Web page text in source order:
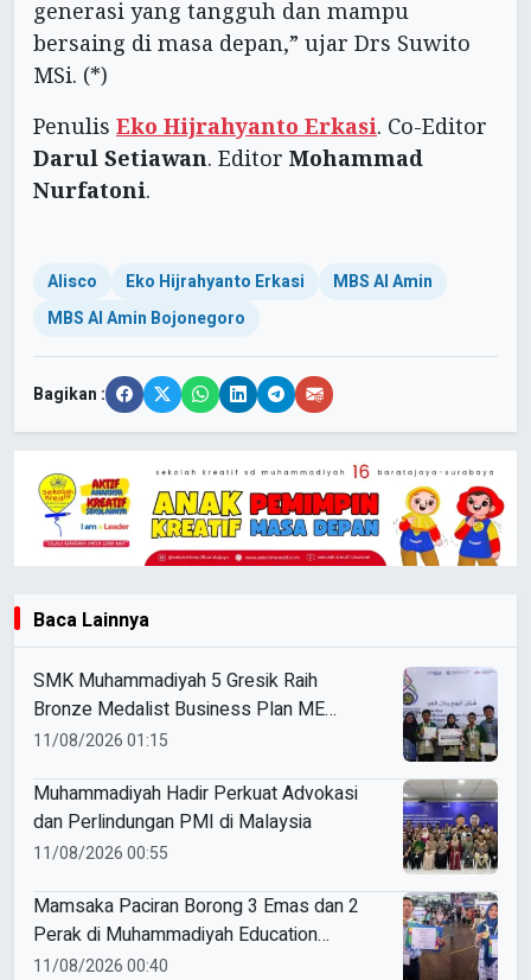
generasi yang tangguh dan mampu
bersaing di masa depan,” ujar Drs Suwito
MSi. (*)
Penulis Eko Hijrahyanto Erkasi. Co-Editor
Darul Setiawan. Editor Mohammad
Nurfatoni.
Alisco Eko Hijrahyanto Erkasi
MBS Al Amin
MBS Al Amin Bojonegoro
Bagikan :
Baca Lainnya
SMK Muhammadiyah 5 Gresik Raih
Bronze Medalist Business Plan ME
Awards 2026
11/08/2026 01:15
Muhammadiyah Hadir Perkuat Advokasi
dan Perlindungan PMI di Malaysia
11/08/2026 00:55
Mamsaka Paciran Borong 3 Emas dan 2
Perak di Muhammadiyah Education
Awards 2026
11/08/2026 00:40